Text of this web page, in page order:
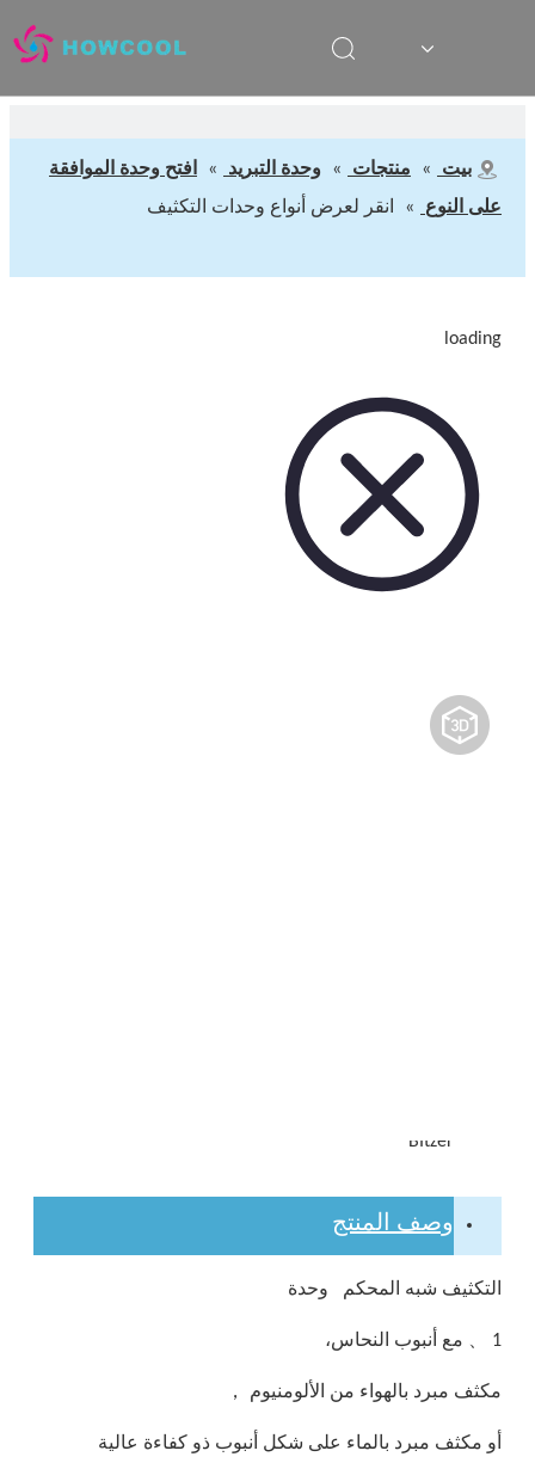
بيت » منتجات » وحدة التبريد »
افتح وحدة الموافقة
على النوع
» انقر لعرض أنواع وحدات التكثيف
loading
BItzer
وصف المنتج
التكثيف شبه المحكم وحدة
1 、 مع أنبوب النحاس،
مكثف مبرد بالهواء من الألومنيوم ，
أو مكثف مبرد بالماء على شكل أنبوب ذو كفاءة عالية